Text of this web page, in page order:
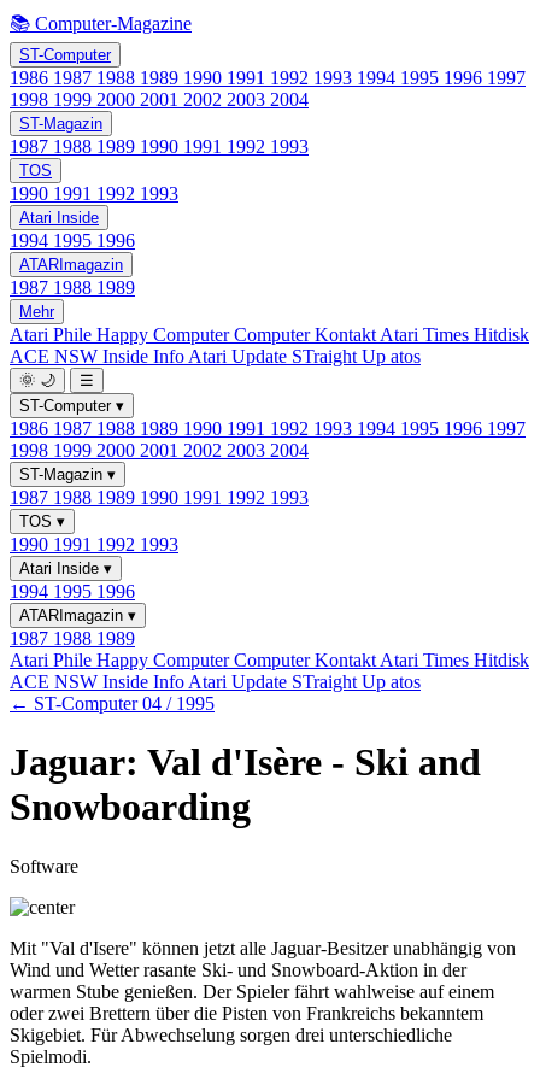
📚 Computer-Magazine
ST-Computer
1986 1987 1988 1989 1990 1991 1992 1993 1994 1995 1996 1997
1998 1999 2000 2001 2002 2003 2004
ST-Magazin
1987 1988 1989 1990 1991 1992 1993
TOS
1990 1991 1992 1993
Atari Inside
1994 1995 1996
ATARImagazin
1987 1988 1989
Mehr
Atari Phile Happy ComputerComputer Kontakt Atari Times Hitdisk
ACE NSW Inside Info Atari Update STraight Up atos
🌞 🌙
☰
ST-Computer ▾
1986 1987 1988 1989 1990 1991 1992 1993 1994 1995 1996 1997
1998 1999 2000 2001 2002 2003 2004
ST-Magazin ▾
1987 1988 1989 1990 1991 1992 1993
TOS ▾
1990 1991 1992 1993
Atari Inside ▾
1994 1995 1996
ATARImagazin ▾
1987 1988 1989
Atari Phile Happy ComputerComputer Kontakt Atari Times Hitdisk
ACE NSW Inside Info Atari Update STraight Up atos
← ST-Computer 04 / 1995
Jaguar: Val d'Isère - Ski and
Snowboarding
Software
Mit "Val d'Isere" können jetzt alle Jaguar-Besitzer unabhängig von
Wind und Wetter rasante Ski- und Snowboard-Aktion in der
warmen Stube genießen. Der Spieler fährt wahlweise auf einem
oder zwei Brettern über die Pisten von Frankreichs bekanntem
Skigebiet. Für Abwechselung sorgen drei unterschiedliche
Spielmodi.